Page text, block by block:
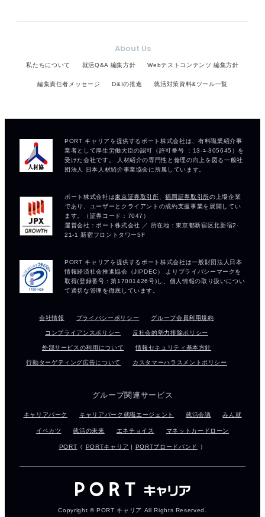
About Us
私たちについて 就活Q&A 編集方針 Webテストコンテンツ 編集方針
編集責任者メッセージ D&Iの推進 就活対策資料&ツール一覧
会社情報 プライバシーポリシー グループ会員利用規約
コンプライアンスポリシー 反社会的勢力排除ポリシー
外部サービスの利用について 情報セキュリティ基本方針
行動ターゲティング広告について カスタマーハラスメントポリシー